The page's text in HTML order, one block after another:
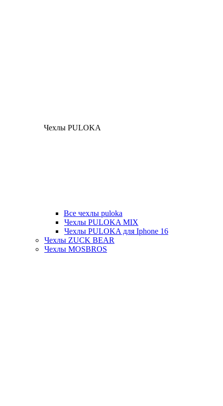
Чехлы PULOKA
Все чехлы puloka
Чехлы PULOKA MIX
Чехлы PULOKA для Iphone 16
Чехлы ZUCK BEAR
Чехлы MOSBROS